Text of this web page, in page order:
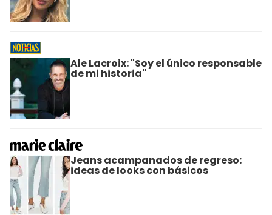
Ale Lacroix: "Soy el único responsable
de mi historia"
Jeans acampanados de regreso:
ideas de looks con básicos